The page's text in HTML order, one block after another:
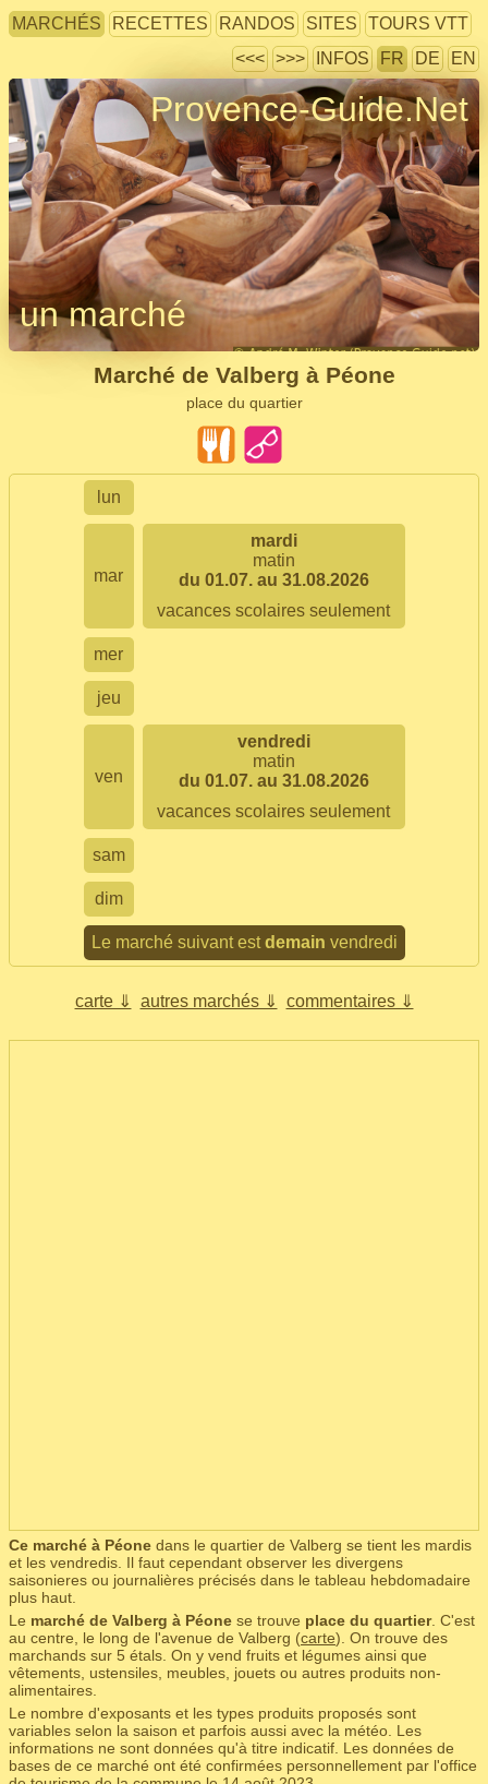
MARCHÉS RECETTES RANDOS SITES
TOURS VTT
<<< >>> INFOS FR DE EN
Provence-Guide.Net
un marché
Marché de Valberg à Péone
place du quartier
lun
mar
mardi
matin
du 01.07. au 31.08.2026
vacances scolaires seulement
mer
jeu
ven
vendredi
matin
du 01.07. au 31.08.2026
vacances scolaires seulement
sam
dim
Le marché suivant estdemain vendredi
carte ⇓ autres marchés ⇓ commentaires ⇓
Ce marché à Péone dans le quartier de Valberg se tient les mardis
et les vendredis. Il faut cependant observer les divergens
saisonieres ou journalières précisés dans le tableau hebdomadaire
plus haut.
Le marché de Valberg à Péone se trouve place du quartier. C'est
au centre, le long de l'avenue de Valberg (carte). On trouve des
marchands sur 5 étals. On y vend fruits et légumes ainsi que
vêtements, ustensiles, meubles, jouets ou autres produits non-
alimentaires.
Le nombre d'exposants et les types produits proposés sont
variables selon la saison et parfois aussi avec la météo. Les
informations ne sont données qu'à titre indicatif. Les données de
bases de ce marché ont été confirmées personnellement par l'office